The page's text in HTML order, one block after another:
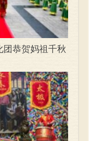
团恭贺妈祖千秋